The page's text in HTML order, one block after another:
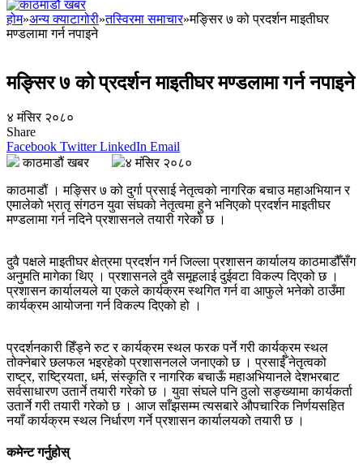
होम»अन्य क्याटागोरी»तस्विरमा समाचार»मङ्सिर ७ को प्रदर्शन माइतीघर
मण्डलामा गर्न नपाइने
मङ्सिर ७ को प्रदर्शन माइतीघर मण्डलामा गर्न नपाइने
४ मंसिर २०८०
Share
Facebook Twitter LinkedIn Email
काठमाडौं खबर
४ मंसिर २०८०
काठमाडौं । मङ्सिर ७ को दुर्गा प्रसाई नेतृत्वको नागरिक बचाउ महाअभियान र
एमालेको भ्रातृ संगठन युवा संघको नेतृत्वमा हुने भनिएको प्रदर्शन माइतीघर
मण्डलामा गर्न नदिने प्रशासनले तयारी गरेको छ ।
दुवै पक्षले माइतीघर क्षेत्रमा प्रदर्शन गर्न जिल्ला प्रशासन कार्यालय काठमाडौँसँग
अनुमति मागेका थिए । प्रशासनले दुवै समूहलाई दुईवटा विकल्प दिएको छ ।
प्रशासन कार्यालयले या एकले कार्यक्रम स्थगित गर्न वा आफुले भनेको ठाउँमा
कार्यक्रम आयोजना गर्न विकल्प दिएको हो ।
प्रदर्शनकारी हिँड्ने रुट र कार्यक्रम स्थल फरक पर्ने गरी कार्यक्रम स्थल
तोक्नेबारे छलफल भइरहेको प्रशासनलले जनाएको छ । प्रसाईँ नेतृत्वको
राष्ट्र,राष्ट्रियता, धर्म,संस्कृति र नागरिक बचाऊँ महाअभियानले देशभरबाट
सर्वसाधारण उतार्ने तयारी गरेको छ । युवा संघले पनि ठुलो सङ्ख्यामा कार्यकर्ता
उतार्ने गरी तयारी गरेको छ । आज साँझसम्म त्यसबारे औपचारिक निर्णयसहित
नयाँ कार्यक्रम स्थल निर्धारण गर्ने प्रशासन कार्यालयको तयारी छ ।
कमेन्ट गर्नुहोस्